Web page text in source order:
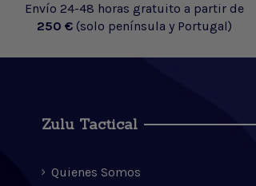
Envío 24-48 horas gratuito a partir de
250 € (solo península y Portugal)
Zulu Tactical
Quienes Somos